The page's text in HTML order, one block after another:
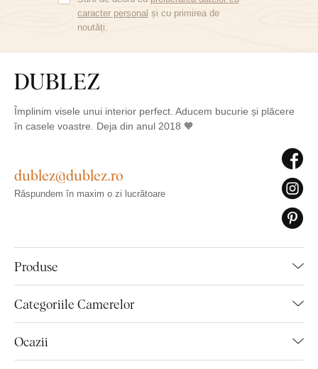
caracter personal și cu primirea de
noutăți.
Împlinim visele unui interior perfect. Aducem bucurie și plăcere
în casele voastre. Deja din anul 2018 🧡
Produse
Categoriile Camerelor
Ocazii
dublez@dublez.ro
Răspundem în maxim o zi lucrătoare